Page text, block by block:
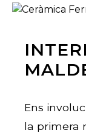
Ens
la primera